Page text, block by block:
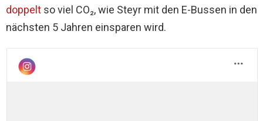
doppelt so viel CO₂, wie Steyr mit den E-Bussen in den
nächsten 5 Jahren einsparen wird.